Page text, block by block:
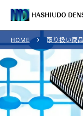
取
HOME 取り扱い商品